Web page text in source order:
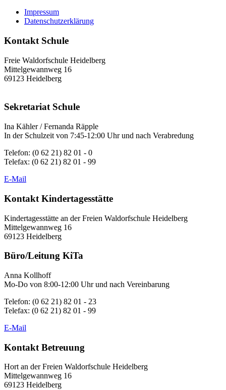
Impressum
Datenschutzerklärung
Kontakt Schule
Freie Waldorfschule Heidelberg
Mittelgewannweg 16
69123 Heidelberg
Sekretariat Schule
Ina Kähler / Fernanda Räpple
In der Schulzeit von 7:45-12:00 Uhr und nach Verabredung
Telefon: (0 62 21) 82 01 - 0
Telefax: (0 62 21) 82 01 - 99
E-Mail
Kontakt Kindertagesstätte
Kindertagesstätte an der Freien Waldorfschule Heidelberg
Mittelgewannweg 16
69123 Heidelberg
Büro/Leitung KiTa
Anna Kollhoff
Mo-Do von 8:00-12:00 Uhr und nach Vereinbarung
Telefon: (0 62 21) 82 01 - 23
Telefax: (0 62 21) 82 01 - 99
E-Mail
Kontakt Betreuung
Hort an der Freien Waldorfschule Heidelberg
Mittelgewannweg 16
69123 Heidelberg